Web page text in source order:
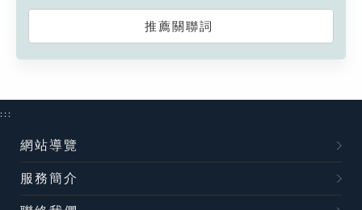
推薦關聯詞
:::
網站導覽
服務簡介